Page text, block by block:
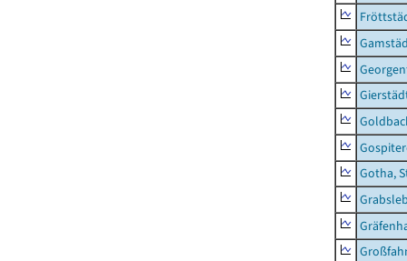
Gotha,